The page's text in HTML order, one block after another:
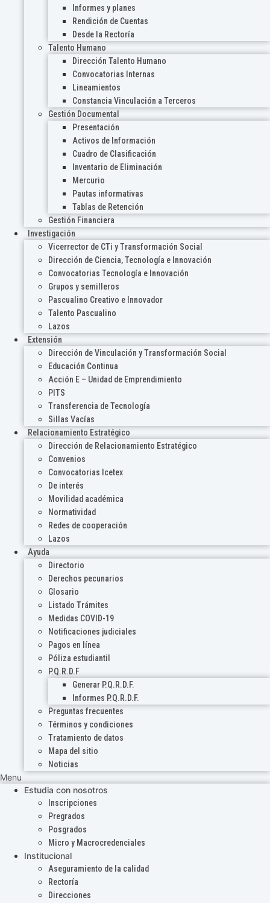
Informes y planes
Rendición de Cuentas
Desde la Rectoría
Talento Humano
Dirección Talento Humano
Convocatorias Internas
Lineamientos
Constancia Vinculación a Terceros
Gestión Documental
Presentación
Activos de Información
Cuadro de Clasificación
Inventario de Eliminación
Mercurio
Pautas informativas
Tablas de Retención
Gestión Financiera
Investigación
Vicerrector de CTi y Transformación Social
Dirección de Ciencia, Tecnología e Innovación
Convocatorias Tecnología e Innovación
Grupos y semilleros
Pascualino Creativo e Innovador
Talento Pascualino
Lazos
Extensión
Dirección de Vinculación y Transformación Social
Educación Continua
Acción E – Unidad de Emprendimiento
PITS
Transferencia de Tecnología
Sillas Vacías
Relacionamiento Estratégico
Dirección de Relacionamiento Estratégico
Convenios
Convocatorias Icetex
De interés
Movilidad académica
Normatividad
Redes de cooperación
Lazos
Ayuda
Directorio
Derechos pecunarios
Glosario
Listado Trámites
Medidas COVID-19
Notificaciones judiciales
Pagos en línea
Póliza estudiantil
P.Q.R.D.F
Generar P.Q.R.D.F.
Informes P.Q.R.D.F.
Preguntas frecuentes
Términos y condiciones
Tratamiento de datos
Mapa del sitio
Noticias
Menu
Estudia con nosotros
Inscripciones
Pregrados
Posgrados
Micro y Macrocredenciales
Institucional
Aseguramiento de la calidad
Rectoría
Direcciones